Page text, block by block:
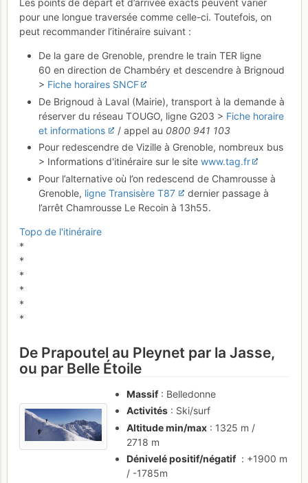
Les points de départ et d’arrivée exacts peuvent varier
pour une longue traversée comme celle-ci. Toutefois, on
peut recommander l’itinéraire suivant :
De la gare de Grenoble, prendre le train TER ligne
60 en direction de Chambéry et descendre à Brignoud
> Fiche horaires SNCF
De Brignoud à Laval (Mairie), transport à la demande à
réserver du réseau TOUGO, ligne G203 > Fiche horaire
et informations
/ appel au 0800 941 103
Pour redescendre de Vizille à Grenoble, nombreux bus
> Informations d'itinéraire sur le site www.tag.fr
Pour l’alternative où l’on redescend de Chamrousse à
Grenoble, ligne Transisère T87
dernier passage à
l’arrêt Chamrousse Le Recoin à 13h55.
Topo de l'itinéraire
*
*
*
*
*
*
De Prapoutel au Pleynet par la Jasse,
ou par Belle Étoile
Massif: Belledonne
Activités : Ski/surf
Altitude min/max : 1325 m /
2718 m
Dénivelé positif/négatif: +1900 m
/ -1785m